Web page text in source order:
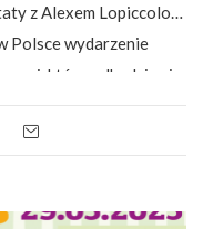
z Alexem Lopiccolo
Polsce wydarzenie
które odbędzie się
w tym światowej
okazja,